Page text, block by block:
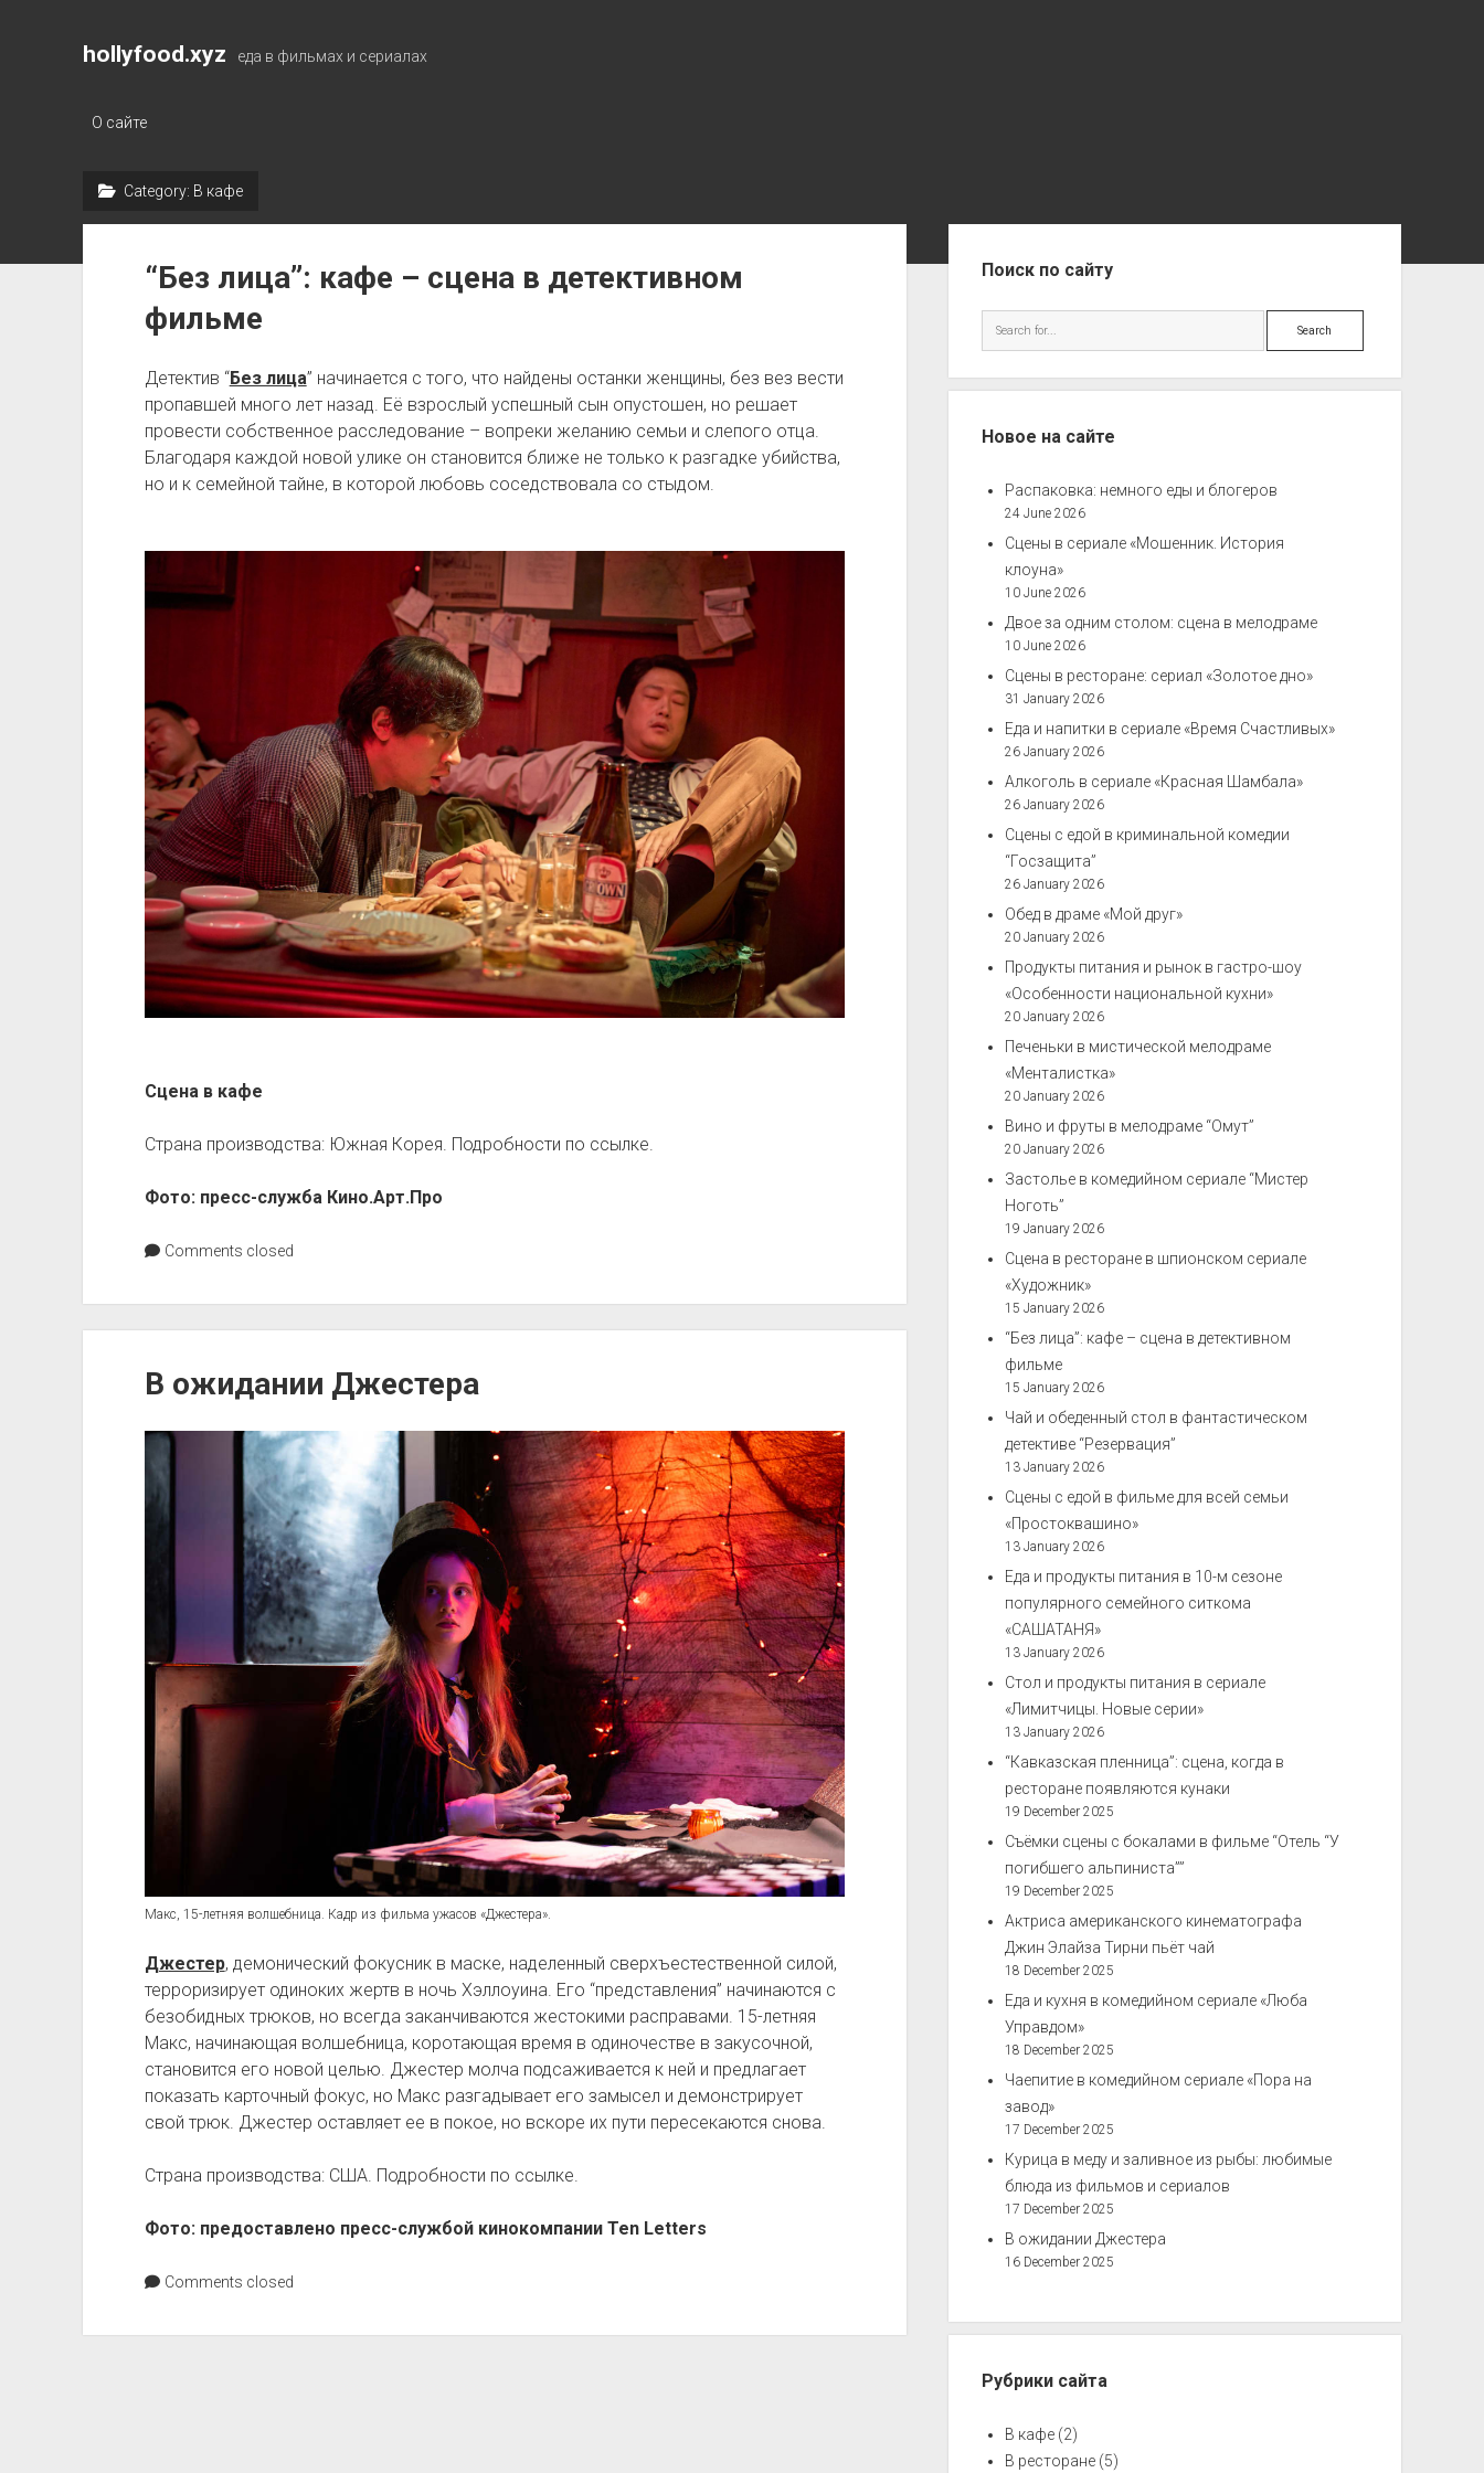
hollyfood.xyz еда в фильмах и сериалах
О сайте
Category: В кафе
“Без лица”: кафе – сцена в детективном
фильме
Детектив “Без лица” начинается с того, что найдены останки женщины, без вез вести
пропавшей много лет назад. Её взрослый успешный сын опустошен, но решает
провести собственное расследование – вопреки желанию семьи и слепого отца.
Благодаря каждой новой улике он становится ближе не только к разгадке убийства,
но и к семейной тайне, в которой любовь соседствовала со стыдом.
Сцена в кафе
Страна производства: Южная Корея. Подробности по ссылке.
Фото: пресс-служба Кино.Арт.Про
Comments closed
В ожидании Джестера
Макс, 15-летняя волшебница. Кадр из фильма ужасов «Джестера».
Джестер, демонический фокусник в маске, наделенный сверхъестественной силой,
терроризирует одиноких жертв в ночь Хэллоуина. Его “представления” начинаются с
безобидных трюков, но всегда заканчиваются жестокими расправами. 15-летняя
Макс, начинающая волшебница, коротающая время в одиночестве в закусочной,
становится его новой целью. Джестер молча подсаживается к ней и предлагает
показать карточный фокус, но Макс разгадывает его замысел и демонстрирует
свой трюк. Джестер оставляет ее в покое, но вскоре их пути пересекаются снова.
Страна производства: США. Подробности по ссылке.
Фото: предоставлено пресс-службой кинокомпании Ten Letters
Comments closed
Поиск по сайту
Search
Новое на сайте
Распаковка: немного еды и блогеров
24 June 2026
Сцены в сериале «Мошенник. История
клоуна»
10 June 2026
Двое за одним столом: сцена в мелодраме
10 June 2026
Сцены в ресторане: сериал «Золотое дно»
31 January 2026
Еда и напитки в сериале «Время Счастливых»
26 January 2026
Алкоголь в сериале «Красная Шамбала»
26 January 2026
Сцены с едой в криминальной комедии
“Госзащита”
26 January 2026
Обед в драме «Мой друг»
20 January 2026
Продукты питания и рынок в гастро-шоу
«Особенности национальной кухни»
20 January 2026
Печеньки в мистической мелодраме
«Менталистка»
20 January 2026
Вино и фруты в мелодраме “Омут”
20 January 2026
Застолье в комедийном сериале “Мистер
Ноготь”
19 January 2026
Сцена в ресторане в шпионском сериале
«Художник»
15 January 2026
“Без лица”: кафе – сцена в детективном
фильме
15 January 2026
Чай и обеденный стол в фантастическом
детективе “Резервация”
13 January 2026
Сцены с едой в фильме для всей семьи
«Простоквашино»
13 January 2026
Еда и продукты питания в 10-м сезоне
популярного семейного ситкома
«САШАТАНЯ»
13 January 2026
Стол и продукты питания в сериале
«Лимитчицы. Новые серии»
13 January 2026
“Кавказская пленница”: сцена, когда в
ресторане появляются кунаки
19 December 2025
Съёмки сцены с бокалами в фильме “Отель “У
погибшего альпиниста””
19 December 2025
Актриса американского кинематографа
Джин Элайза Тирни пьёт чай
18 December 2025
Еда и кухня в комедийном сериале «Люба
Управдом»
18 December 2025
Чаепитие в комедийном сериале «Пора на
завод»
17 December 2025
Курица в меду и заливное из рыбы: любимые
блюда из фильмов и сериалов
17 December 2025
В ожидании Джестера
16 December 2025
Рубрики сайта
В кафе (2)
В ресторане (5)